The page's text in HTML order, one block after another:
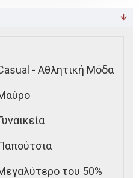
- Αθλητική Μόδα
του 50%